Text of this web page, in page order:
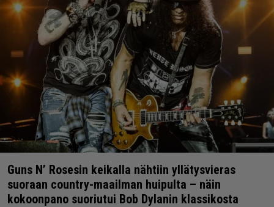
Guns N’ Rosesin keikalla nähtiin yllätysvieras
suoraan country-maailman huipulta – näin
kokoonpano suoriutui Bob Dylanin klassikosta